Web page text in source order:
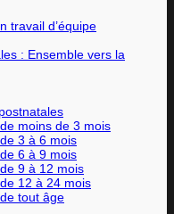
travail d’équipe
: Ensemble vers la
moins de 3 mois
3 à 6 mois
6 à 9 mois
9 à 12 mois
12 à 24 mois
tout âge